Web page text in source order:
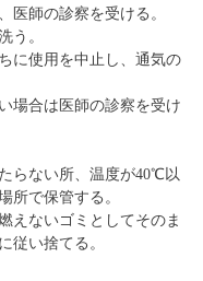
医師の診察を受ける。
う。
に使用を中止し、通気の
場合は医師の診察を受け
らない所、温度が40℃以
所で保管する。
えないゴミとしてそのま
従い捨てる。